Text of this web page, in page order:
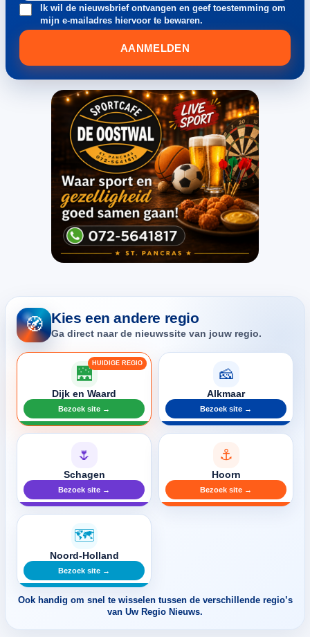
Ik wil de nieuwsbrief ontvangen en geef toestemming om
mijn e-mailadres hiervoor te bewaren.
AANMELDEN
🧭 Kies een andere regio
Ga direct naar de nieuwssite van jouw regio.
🌉
Dijk en Waard
Bezoek site →
🧀
Alkmaar
Bezoek site →
🌷
Schagen
Bezoek site →
⚓
Hoorn
Bezoek site →
🗺️
Noord-Holland
Bezoek site →
Ook handig om snel te wisselen tussen de verschillende regio’s
van Uw Regio Nieuws.